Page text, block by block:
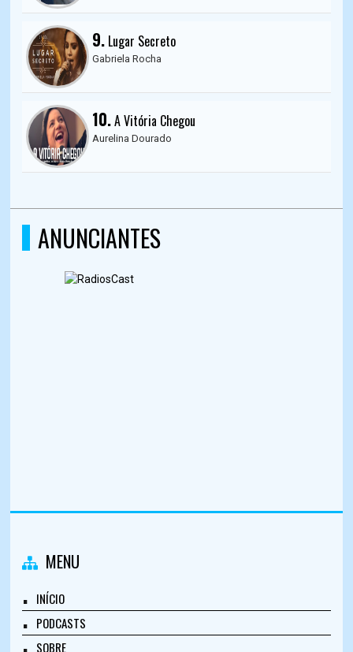
9. Lugar Secreto
Gabriela Rocha
10.A Vitória Chegou
Aurelina Dourado
ANUNCIANTES
MENU
INÍCIO
PODCASTS
SOBRE